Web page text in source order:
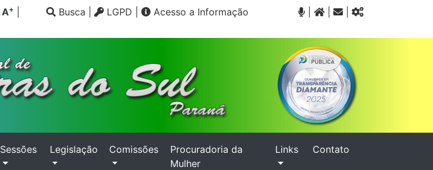
A+ Busca LGPD Acesso a Informação |
Sessões Legislação Comissões
Procuradoria da
Mulher
Links Contato